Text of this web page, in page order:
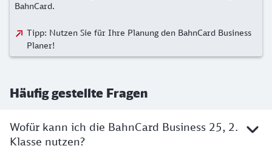
BahnCard.
Tipp: Nutzen Sie für Ihre Planung den BahnCard Business
Planer!
Häufig gestellte Fragen
Wofür kann ich die BahnCard Business 25, 2.
Klasse nutzen?